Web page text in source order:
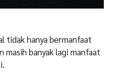
tidak hanya bermanfaat
masih banyak lagi manfaat